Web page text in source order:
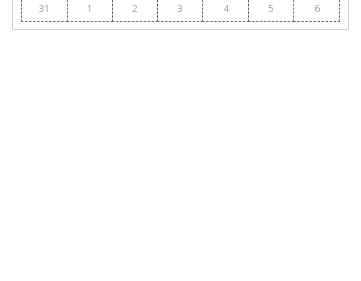
31
1 2 3 4 5 6